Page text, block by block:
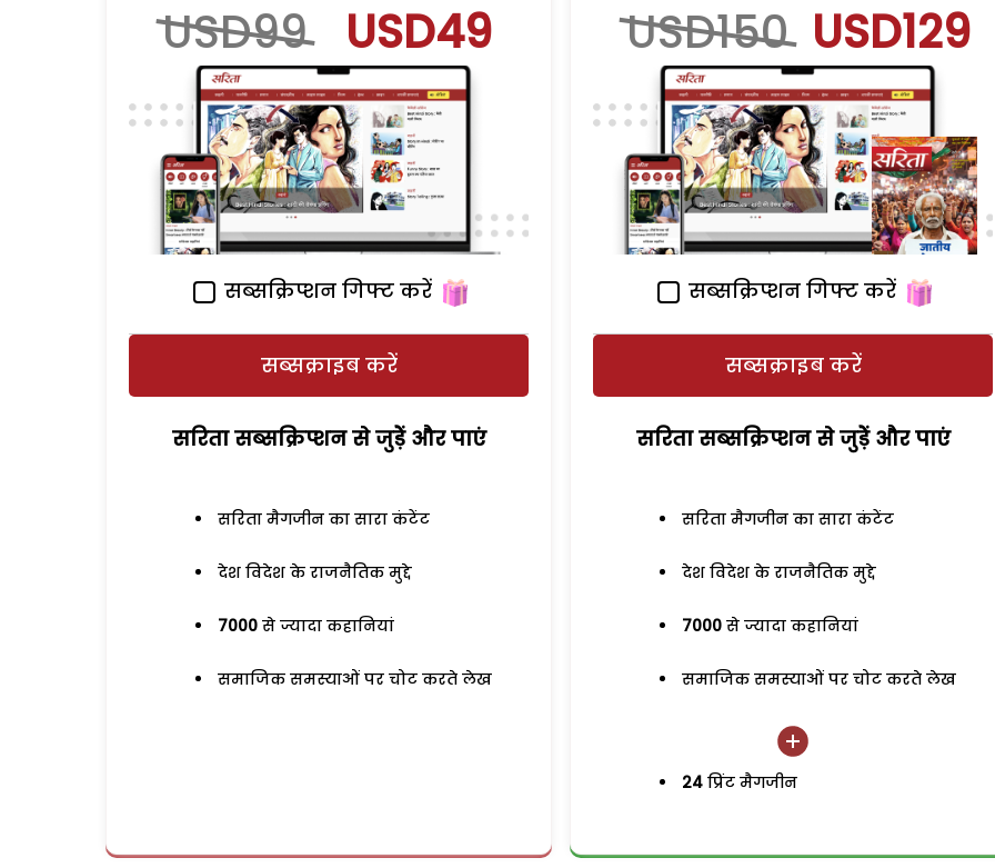
USD99 USD49
सब्सक्रिप्शन गिफ्ट करें
सब्सक्राइब करें
सरिता सब्सक्रिप्शन से जुड़ेें और पाएं
सरिता मैगजीन का सारा कंटेंट
देश विदेश के राजनैतिक मुद्दे
7000 से ज्यादा कहानियां
समाजिक समस्याओं पर चोट करते लेख
USD150 USD129
सब्सक्रिप्शन गिफ्ट करें
सब्सक्राइब करें
सरिता सब्सक्रिप्शन से जुड़ेें और पाएं
सरिता मैगजीन का सारा कंटेंट
देश विदेश के राजनैतिक मुद्दे
7000 से ज्यादा कहानियां
समाजिक समस्याओं पर चोट करते लेख
24 प्रिंट मैगजीन